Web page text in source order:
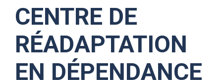
CENTRE DE
RÉADAPTATION
EN DÉPENDANCE